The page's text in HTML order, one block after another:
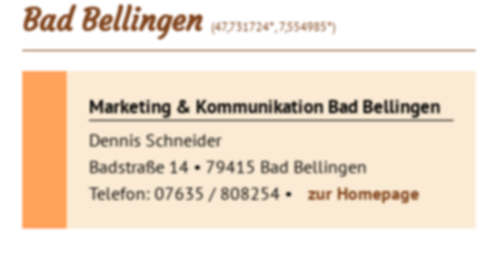
Bad Bellingen(47,731724°, 7,554985°)
Marketing & Kommunikation Bad Bellingen
Dennis Schneider
Badstraße 14 • 79415 Bad Bellingen
Telefon: 07635 / 808254 •
zur Homepage